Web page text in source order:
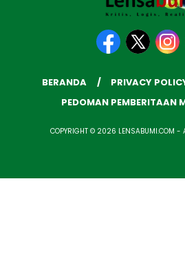
BERANDA PRIVACY
PEDOMAN PEMBERITAAN
COPYRIGHT © 2026 LENSABUMI.COM -